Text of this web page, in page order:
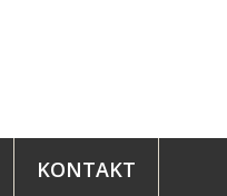
KONTAKT